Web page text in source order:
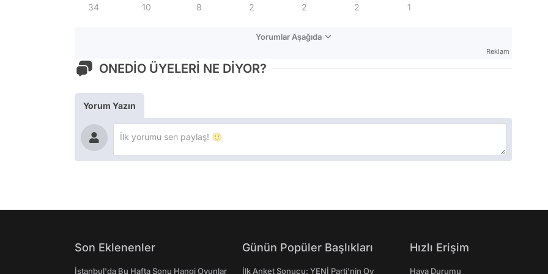
34 10 8 2 2 2 1
Yorumlar Aşağıda
Reklam
ONEDİO ÜYELERİ NE DİYOR?
Yorum Yazın
Son Eklenenler
İstanbul'da Bu Hafta Sonu Hangi Oyunlar
Günün Popüler Başlıkları
İlk Anket Sonucu: YENİ Parti'nin Oy
Hızlı Erişim
Hava Durumu